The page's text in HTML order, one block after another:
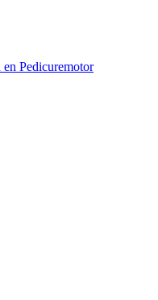
Pedicuremotor